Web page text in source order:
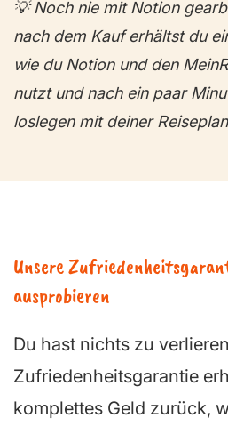
💡 Noch nie mit Notion
nach dem Kauf erhältst du
wie du Notion und den
nutzt und nach ein paar
loslegen mit deiner
Unsere
ausprobieren
Du hast nichts zu
Zufriedenheitsgarantie
komplettes Geld zurück,